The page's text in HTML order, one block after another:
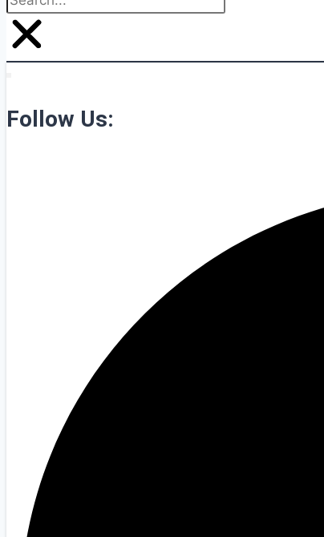
Follow Us: